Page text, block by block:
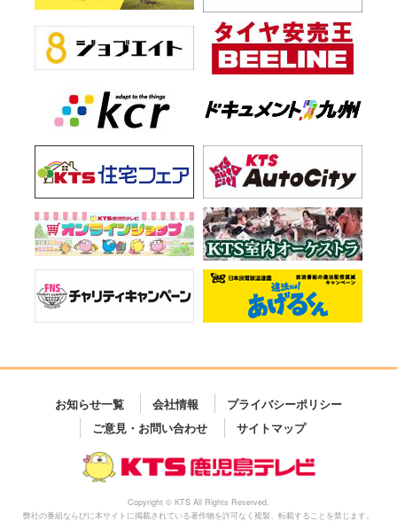
お知らせ一覧 会社情報
プライバシーポリシー
ご意見・お問い合わせ
サイトマップ
Copyright © KTS All Rights Reserved.
弊社の番組ならびに本サイトに掲載されている著作物を許可なく複製、転載することを禁じます。